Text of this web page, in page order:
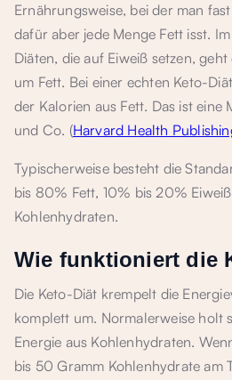
Ernährungsweise, bei der man
dafür aber jede Menge Fett isst.
Diäten, die auf Eiweiß setzen,
um Fett. Bei einer echten Keto-
der Kalorien aus Fett. Das ist eine
und Co. (Harvard Health
Typischerweise besteht die
bis 80% Fett, 10% bis 20%
Kohlenhydraten.
Wie funktioniert die
Die Keto-Diät krempelt die
komplett um. Normalerweise holt
Energie aus Kohlenhydraten.
bis 50 Gramm Kohlenhydrate am